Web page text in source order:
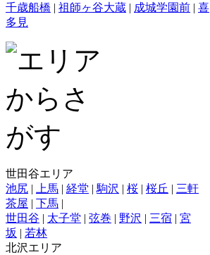
千歳船橋 | 祖師ヶ谷大蔵 | 成城学園前 | 喜
多見
世田谷エリア
池尻 | 上馬 | 経堂 | 駒沢 | 桜 | 桜丘 | 三軒
茶屋 | 下馬 |
世田谷 | 太子堂 | 弦巻 | 野沢 | 三宿 | 宮
坂 | 若林
北沢エリア